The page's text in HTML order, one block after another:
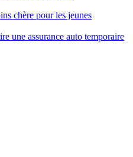
chère pour les jeunes
une assurance auto temporaire